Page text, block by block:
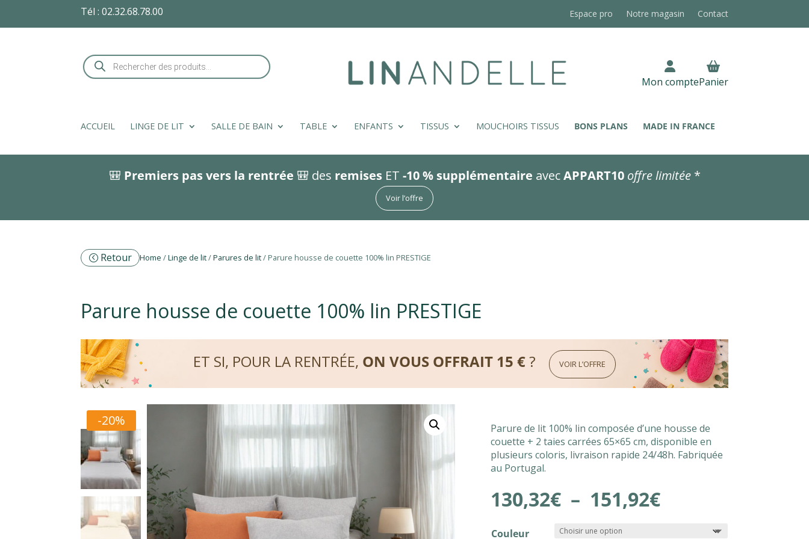
Tél :02.32.68.78.00 Espace pro Notre magasin Contact
Recherche
de
produits Mon comptePanier
ACCUEIL LINGE DE LIT SALLE DE BAIN TABLE ENFANTS TISSUS MOUCHOIRS TISSUS BONS PLANS MADE IN FRANCE
🎒 Premiers pas vers la rentrée 🎒 des remisesET -10 % supplémentaire avecAPPART10 offre limitée*
Voir l’offre
Retour Home /Linge de lit/Parures de lit/ Parure housse de couette 100% lin PRESTIGE
Parure housse de couette 100% lin PRESTIGE
ET SI, POUR LA RENTRÉE, ON VOUS OFFRAIT 15 €? VOIR L’OFFRE
-20%
Parure de lit 100% lin composée d’une housse de
couette + 2 taies carrées 65×65 cm, disponible en
plusieurs coloris, livraison rapide 24/48h. Fabriquée
au Portugal.
130,32€ – 151,92€Plage
de
Couleur